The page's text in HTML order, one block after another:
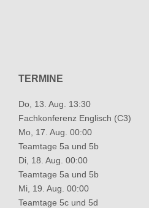
TERMINE
Do, 13. Aug. 13:30
Fachkonferenz Englisch (C3)
Mo, 17. Aug. 00:00
Teamtage 5a und 5b
Di, 18. Aug. 00:00
Teamtage 5a und 5b
Mi, 19. Aug. 00:00
Teamtage 5c und 5d